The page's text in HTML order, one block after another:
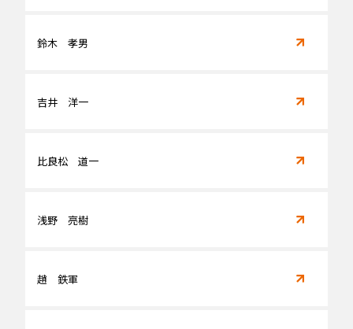
鈴木 孝男
吉井 洋一
比良松 道一
浅野 亮樹
趙 鉄軍